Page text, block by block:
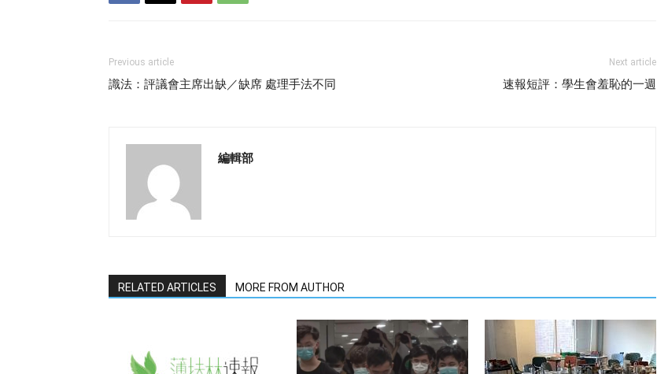
Previous article
識法：評議會主席出缺／缺席 處理手法不同
Next article
速報短評：學生會羞恥的一週
編輯部
RELATED ARTICLES MORE FROM AUTHOR